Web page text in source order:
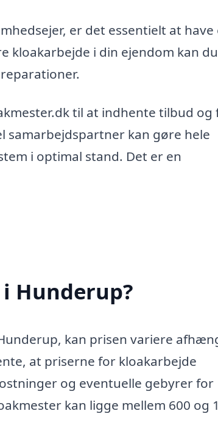
er det essentielt at have
kloakarbejde i din ejendom kan du
til at indhente tilbud og
samarbejdspartner kan gøre hele
i optimal stand. Det er en
Hunderup?
kan prisen variere
at priserne for kloakarbejde
og eventuelle gebyrer for
kan ligge mellem 600 og